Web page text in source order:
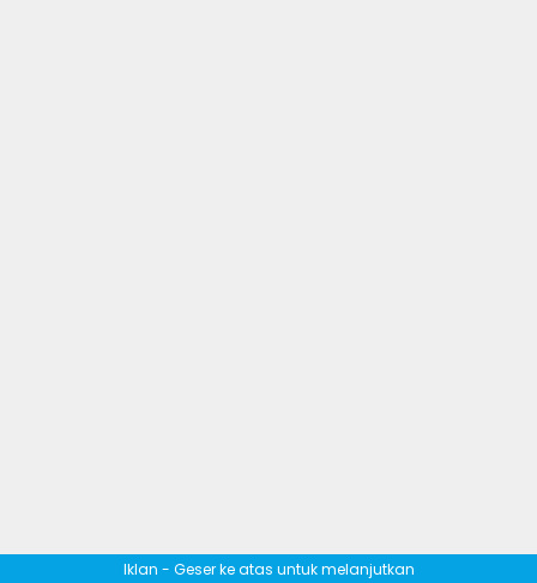
Iklan - Geser ke atas untuk melanjutkan